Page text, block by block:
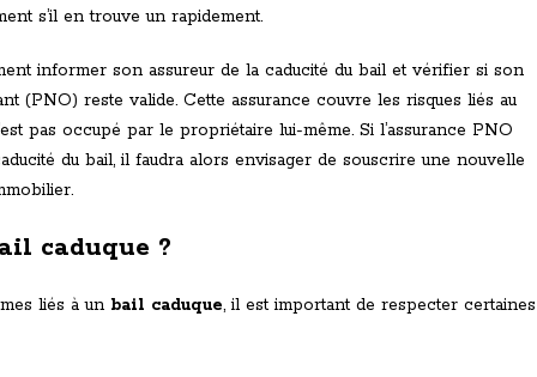
s’il en trouve un rapidement.
informer son assureur de la caducité du bail et vérifier si son
(PNO) reste valide. Cette assurance couvre les risques liés au
pas occupé par le propriétaire lui-même. Si l’assurance PNO
du bail, il faudra alors envisager de souscrire une nouvelle
caduque ?
liés à un bail caduque, il est important de respecter certaines